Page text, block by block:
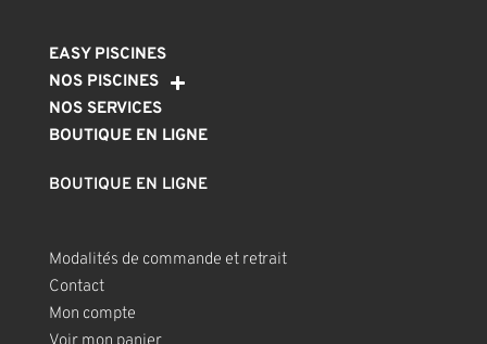
EASY PISCINES
NOS PISCINES
NOS SERVICES
BOUTIQUE EN LIGNE
BOUTIQUE EN LIGNE
Modalités de commande et retrait
Contact
Mon compte